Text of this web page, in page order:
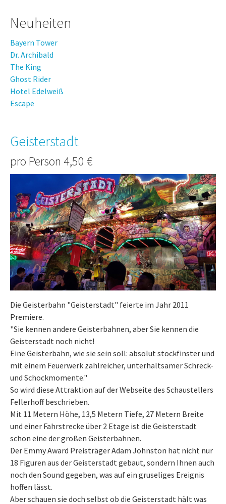
Neuheiten
Bayern Tower
Dr. Archibald
The King
Ghost Rider
Hotel Edelweiß
Escape
Geisterstadt
pro Person 4,50 €
Die Geisterbahn "Geisterstadt" feierte im Jahr 2011
Premiere.
"Sie kennen andere Geisterbahnen, aber Sie kennen die
Geisterstadt noch nicht!
Eine Geisterbahn, wie sie sein soll: absolut stockfinster und
mit einem Feuerwerk zahlreicher, unterhaltsamer Schreck-
und Schockmomente."
So wird diese Attraktion auf der Webseite des Schaustellers
Fellerhoff beschrieben.
Mit 11 Metern Höhe, 13,5 Metern Tiefe, 27 Metern Breite
und einer Fahrstrecke über 2 Etage ist die Geisterstadt
schon eine der großen Geisterbahnen.
Der Emmy Award Preisträger Adam Johnston hat nicht nur
18 Figuren aus der Geisterstadt gebaut, sondern Ihnen auch
noch den Sound gegeben, was auf ein gruseliges Ereignis
hoffen lässt.
Aber schauen sie doch selbst ob die Geisterstadt hält was